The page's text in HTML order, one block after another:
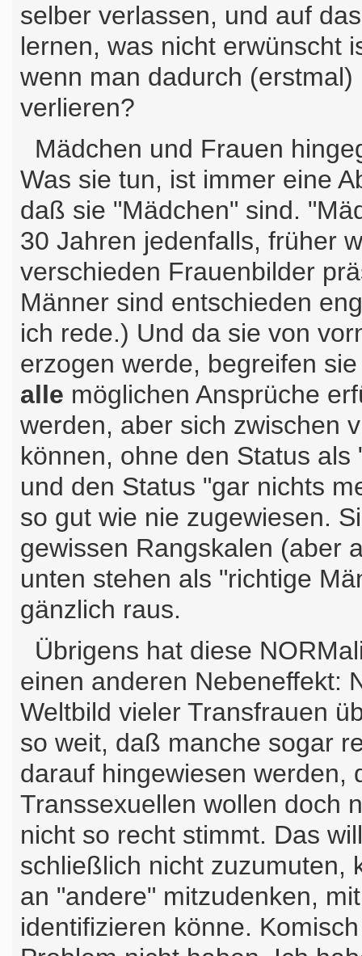
selber verlassen, und auf
lernen, was nicht erwünscht
wenn man dadurch
verlieren?
Mädchen und Frauen
Was sie tun, ist immer eine
daß sie "Mädchen" sind.
30 Jahren jedenfalls, früher
verschieden Frauenbilder
Männer sind entschieden
ich rede.) Und da sie von
erzogen werde, begreifen
alle möglichen Ansprüche
werden, aber sich zwischen
können, ohne den Status
und den Status "gar nichts
so gut wie nie zugewiesen.
gewissen Rangskalen (aber
unten stehen als "richtige
gänzlich raus.
Übrigens hat diese
einen anderen Nebeneffekt:
Weltbild vieler Transfrauen
so weit, daß manche sogar
darauf hingewiesen werden,
Transsexuellen wollen doch
nicht so recht stimmt. Das
schließlich nicht zuzumuten,
an "andere" mitzudenken,
identifizieren könne.